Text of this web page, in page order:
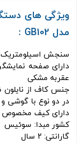
ویژگی های
مدل GB102 :
سنجش اسیلومتریک تا دامنه 300
دارای صفحه
عقربه مشکی
جنس کاف از
در دو نوع با گوشی
دارای کیف مخصوص
کشور مبدا: سوئیس
گارانتی: 2 سال